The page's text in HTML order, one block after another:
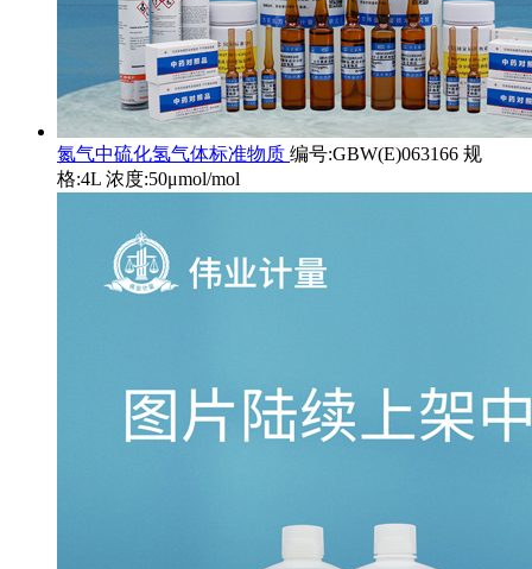
氮气中硫化氢气体标准物质 编号:GBW(E)063166 规
格:4L 浓度:50μmol/mol